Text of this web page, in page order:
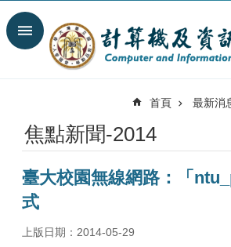
跳到主要內容區塊
搜
尋
最
消
息
於
首頁 最新消
焦點新聞-2014
臺大校園無線網路：「
式
上版日期：2014-05-29